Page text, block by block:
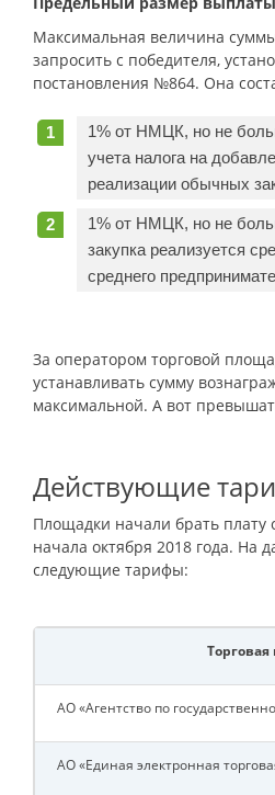
Максимальная величина
запросить с победителя,
постановления №864. Она
1% от НМЦК, но не
учета налога на
реализации обычных
1% от НМЦК, но не
закупка реализуется
среднего
За оператором торговой
устанавливать сумму
максимальной. А вот
Действующие
Площадки начали брать плату
начала октября 2018 года. На
следующие тарифы:
АО «Агентство по
АО «Единая электронная